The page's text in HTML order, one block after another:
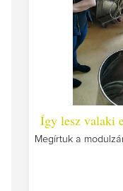
Így lesz valaki
Megírtuk a